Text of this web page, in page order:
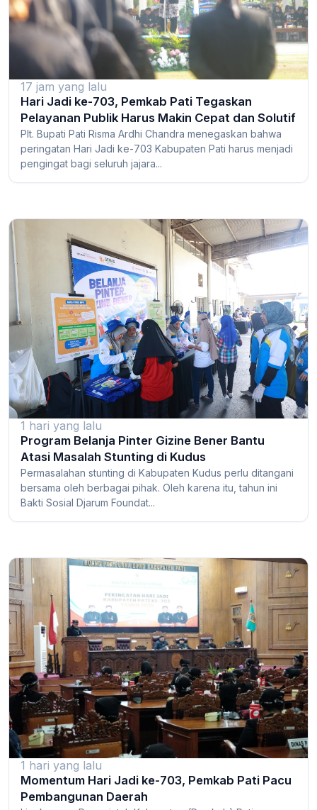
17 jam yang lalu
Hari Jadi ke-703, Pemkab Pati Tegaskan
Pelayanan Publik Harus Makin Cepat dan Solutif
Plt. Bupati Pati Risma Ardhi Chandra menegaskan bahwa
peringatan Hari Jadi ke-703 Kabupaten Pati harus menjadi
pengingat bagi seluruh jajara...
1 hari yang lalu
Program Belanja Pinter Gizine Bener Bantu
Atasi Masalah Stunting di Kudus
Permasalahan stunting di Kabupaten Kudus perlu ditangani
bersama oleh berbagai pihak. Oleh karena itu, tahun ini
Bakti Sosial Djarum Foundat...
1 hari yang lalu
Momentum Hari Jadi ke-703, Pemkab Pati Pacu
Pembangunan Daerah